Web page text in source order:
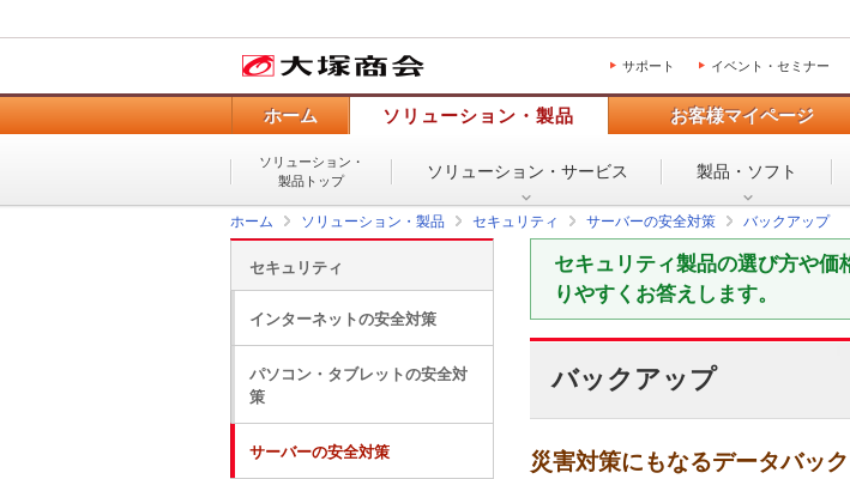
サポート イベント・セミナー
ホーム ソリューション・製品 お客様マイページ
ソリューション・
製品トップ
ソリューション・ サービス 製品・ソフト
ホーム ソリューション・製品 セキュリティ サーバーの安全対策 バックアップ
セキュリティ製品の選び方や価
りやすくお答えします。
バックアップ
災害対策にもなるデータバッ
セキュリティ
インターネットの安全対策
パソコン・タブレットの安全対
策
サーバーの安全対策